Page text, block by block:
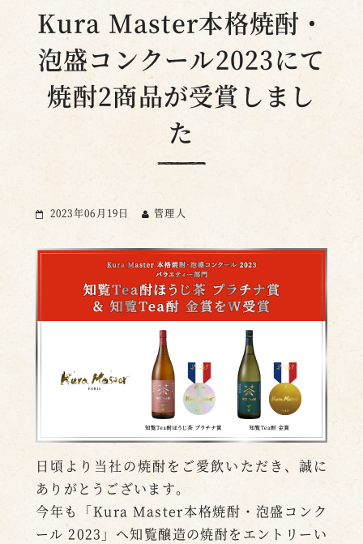
Kura Master本格焼酎・
泡盛コンクール2023にて
焼酎2商品が受賞しまし
た
2023年06月19日 管理人
日頃より当社の焼酎をご愛飲いただき、誠に
ありがとうございます。
今年も「Kura Master本格焼酎・泡盛コンク
ール 2023」へ知覧醸造の焼酎をエントリーい